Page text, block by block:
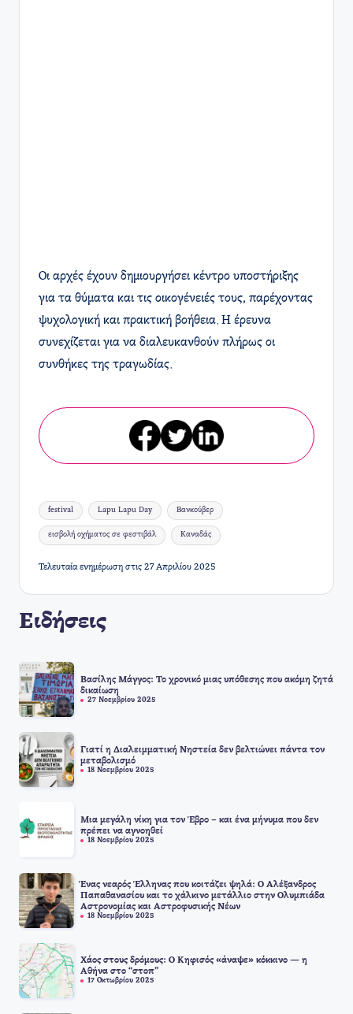
Οι αρχές έχουν δημιουργήσει κέντρο υποστήριξης
για τα θύματα και τις οικογένειές τους, παρέχοντας
ψυχολογική και πρακτική βοήθεια. Η έρευνα
συνεχίζεται για να διαλευκανθούν πλήρως οι
συνθήκες της τραγωδίας.
Ετικέτες:
festival Lapu Lapu Day Βανκούβερ
εισβολή οχήματος σε φεστιβάλ Καναδάς
Τελευταία ενημέρωση στις 27 Απριλίου 2025
Ειδήσεις
Βασίλης Μάγγος: Το χρονικό μιας υπόθεσης που ακόμη ζητά
δικαίωση
27 Νοεμβρίου 2025
Γιατί η Διαλειμματική Νηστεία δεν βελτιώνει πάντα τον
μεταβολισμό
18 Νοεμβρίου 2025
Μια μεγάλη νίκη για τον Έβρο – και ένα μήνυμα που δεν
πρέπει να αγνοηθεί
18 Νοεμβρίου 2025
Ένας νεαρός Έλληνας που κοιτάζει ψηλά: Ο Αλέξανδρος
Παπαθανασίου και το χάλκινο μετάλλιο στην Ολυμπιάδα
Αστρονομίας και Αστροφυσικής Νέων
18 Νοεμβρίου 2025
Χάος στους δρόμους: Ο Κηφισός «άναψε» κόκκινο — η
Αθήνα στο “στοπ”
17 Οκτωβρίου 2025